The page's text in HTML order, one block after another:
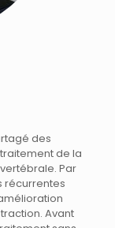
des
de la
Par
récurrentes
Avant